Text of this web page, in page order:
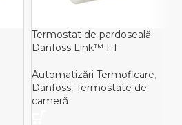
Termostat de pardoseală
Danfoss Link™ FT
Automatizări Termoficare,
Danfoss, Termostate de
cameră